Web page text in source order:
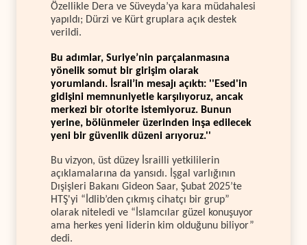
Özellikle Dera ve Süveyda’ya kara müdahalesi
yapıldı; Dürzi ve Kürt gruplara açık destek
verildi.
Bu adımlar, Suriye’nin parçalanmasına
yönelik somut bir girişim olarak
yorumlandı. İsrail’in mesajı açıktı: ''Esed'in
gidişini memnuniyetle karşılıyoruz, ancak
merkezi bir otorite istemiyoruz. Bunun
yerine, bölünmeler üzerinden inşa edilecek
yeni bir güvenlik düzeni arıyoruz.''
Bu vizyon, üst düzey İsrailli yetkililerin
açıklamalarına da yansıdı. İşgal varlığının
Dışişleri Bakanı Gideon Saar, Şubat 2025’te
HTŞ'yi “İdlib’den çıkmış cihatçı bir grup”
olarak niteledi ve “İslamcılar güzel konuşuyor
ama herkes yeni liderin kim olduğunu biliyor”
dedi.